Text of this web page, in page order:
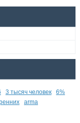
3 тысяч человек
6%
arma